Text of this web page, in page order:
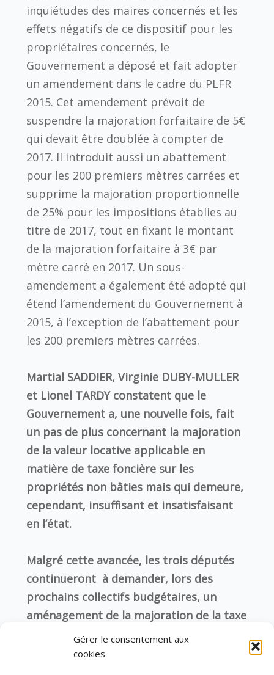
Gérer le consentement aux
cookies
inquiétudes des maires concernés et les
effets négatifs de ce dispositif pour les
propriétaires concernés, le
Gouvernement a déposé et fait adopter
un amendement dans le cadre du PLFR
2015. Cet amendement prévoit de
suspendre la majoration forfaitaire de 5€
qui devait être doublée à compter de
2017. Il introduit aussi un abattement
pour les 200 premiers mètres carrées et
supprime la majoration proportionnelle
de 25% pour les impositions établies au
titre de 2017, tout en fixant le montant
de la majoration forfaitaire à 3€ par
mètre carré en 2017. Un sous-
amendement a également été adopté qui
étend l’amendement du Gouvernement à
2015, à l’exception de l’abattement pour
les 200 premiers mètres carrées.
Martial SADDIER, Virginie DUBY-MULLER
et Lionel TARDY constatent que le
Gouvernement a, une nouvelle fois, fait
un pas de plus concernant la majoration
de la valeur locative applicable en
matière de taxe foncière sur les
propriétés non bâties mais qui demeure,
cependant, insuffisant et insatisfaisant
en l’état.
Malgré cette avancée, les trois députés
continueront à demander, lors des
prochains collectifs budgétaires, un
aménagement de la majoration de la taxe
sur le foncier non-bâti et la faculté de
redonner aux communes et aux EPCI la